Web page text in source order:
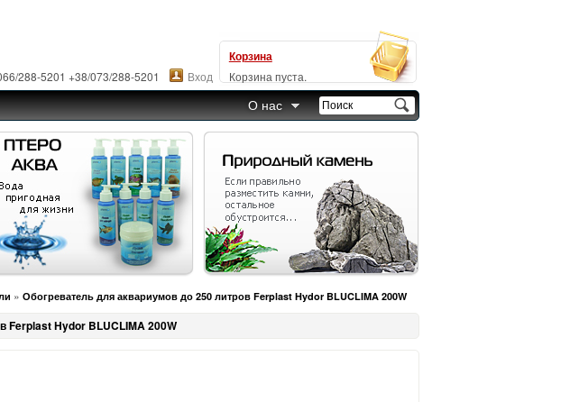
Корзина
Корзина пуста.
288-5201 +38/073/288-5201 Вход
О нас
» Обогреватель для аквариумов до 250 литров Ferplast Hydor BLUCLIMA 200W
Ferplast Hydor BLUCLIMA 200W